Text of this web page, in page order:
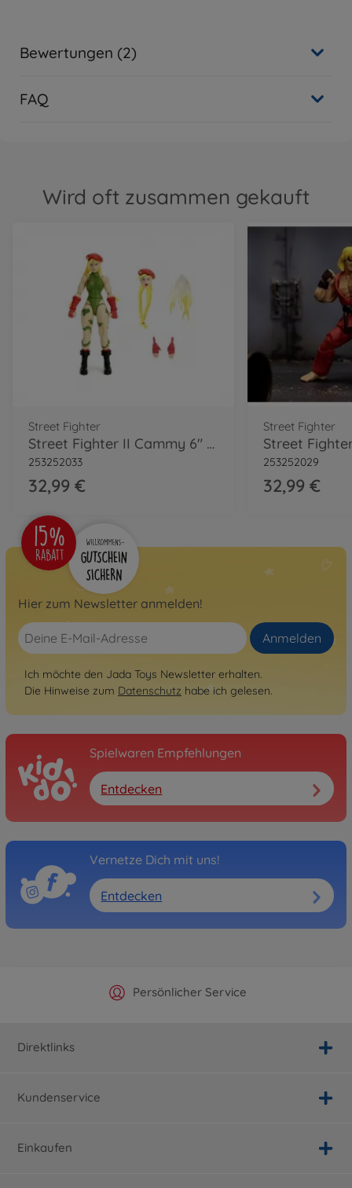
Bewertungen (2)
FAQ
Wird oft zusammen gekauft
Street Fighter
Street Fighter II Cammy 6" Figure
253252033
32,99 €
Street Fighter
Street
253252029
32,99 €
Hier zum Newsletter anmelden!
Anmelden
Ich möchte den Jada Toys Newsletter erhalten.
Die Hinweise zum Datenschutz habe ich gelesen.
Spielwaren Empfehlungen
Entdecken
Vernetze Dich mit uns!
Entdecken
Offizieller Hersteller Shop
Persönlicher Service
Versandkostenfrei ab 25€
Schnelle Lieferung
Direktlinks
Kundenservice
Einkaufen